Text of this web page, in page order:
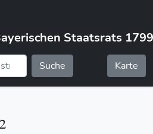
Staatsrats
Suche Karte